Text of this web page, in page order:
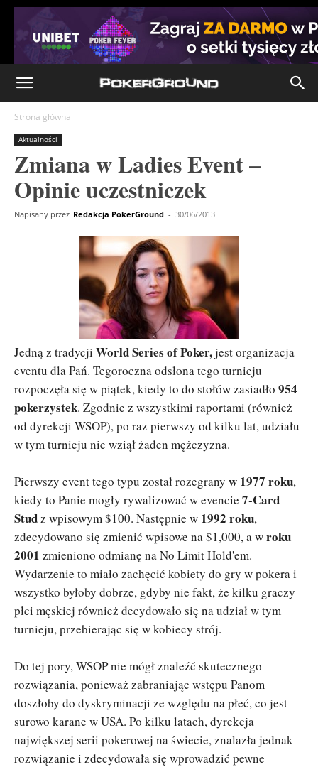
Strona główna
Aktualności
Zmiana w Ladies Event –
Opinie uczestniczek
Napisany przez Redakcja PokerGround - 30/06/2013
Jedną z tradycji World Series of Poker,jest organizacja
eventu dla Pań. Tegoroczna odsłona tego turnieju
rozpoczęła się w piątek, kiedy to do stołów zasiadło 954
pokerzystek. Zgodnie z wszystkimi raportami (również
od dyrekcji WSOP), po raz pierwszy od kilku lat, udziału
w tym turnieju nie wziął żaden mężczyzna.
Pierwszy event tego typu został rozegrany w 1977 roku,
kiedy to Panie mogły rywalizować w evencie 7-Card
Studz wpisowym $100. Następnie w 1992 roku,
zdecydowano się zmienić wpisowe na $1,000, a wroku
2001 zmieniono odmianę na No Limit Hold'em.
Wydarzenie to miało zachęcić kobiety do gry w pokera i
wszystko byłoby dobrze, gdyby nie fakt, że kilku graczy
płci męskiej również decydowało się na udział w tym
turnieju, przebierając się w kobiecy strój.
Do tej pory, WSOP nie mógł znaleźć skutecznego
rozwiązania, ponieważ zabraniając wstępu Panom
doszłoby do dyskryminacji ze względu na płeć, co jest
surowo karane w USA. Po kilku latach, dyrekcja
największej serii pokerowej na świecie, znalazła jednak
rozwiązanie i zdecydowała się wprowadzić pewne